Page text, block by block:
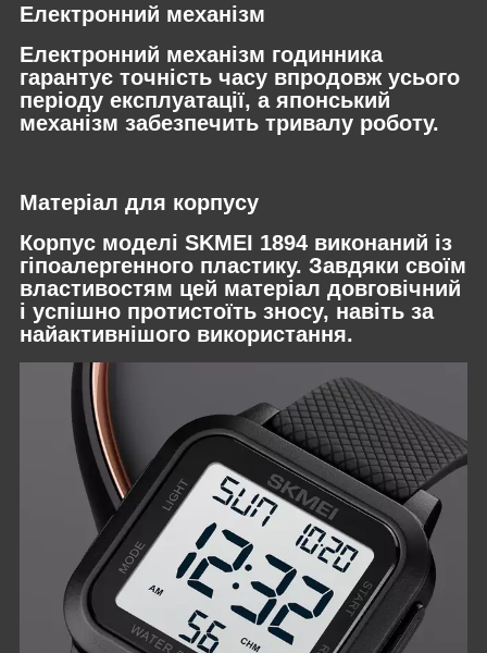
Електронний механізм
Електронний механізм годинника
гарантує точність часу впродовж усього
періоду експлуатації, а японський
механізм забезпечить тривалу роботу.
Матеріал для корпусу
Корпус моделі SKMEI 1894 виконаний із
гіпоалергенного пластику. Завдяки своїм
властивостям цей матеріал довговічний
і успішно протистоїть зносу, навіть за
найактивнішого використання.